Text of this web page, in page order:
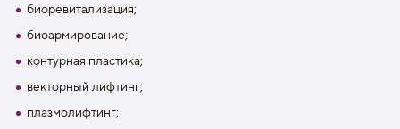
биоревитализация;
биоармирование;
контурная пластика;
векторный лифтинг;
плазмолифтинг;